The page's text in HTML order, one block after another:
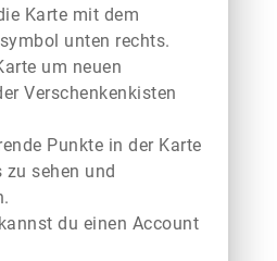
Karte mit dem
unten rechts.
um neuen
Verschenkenkisten
Punkte in der Karte
zu sehen und
du einen Account